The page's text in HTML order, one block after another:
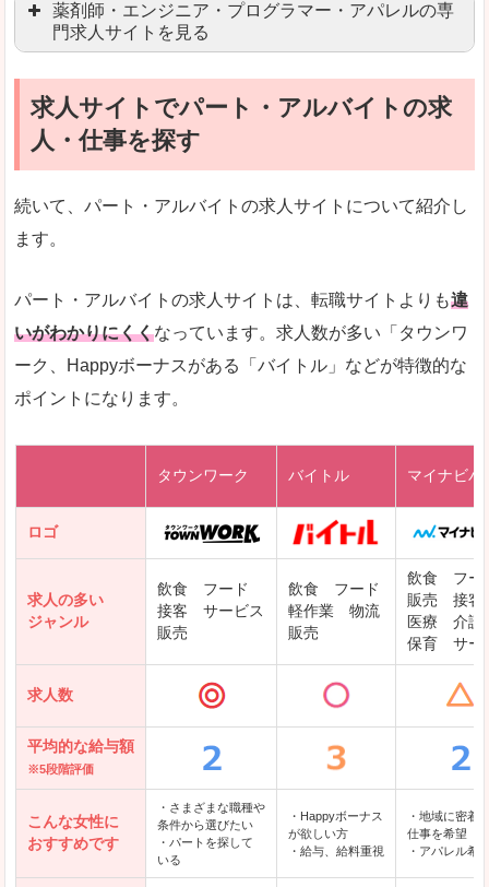
検索人気キーワードの上位が「40代」「50代」
使いやすさ
文字が大きくて見やすいです。
求人を含んだページを見てみる
薬剤師・エンジニア・プログラマー・アパレルの専
門求人サイトを見る
マイナビ薬剤師
リクナビ薬剤師
ファルマスタッフ
薬キャリ(エムスリー)
ファーマキャリア
レバテックキャリア
DODAエンジニア IT
クリーデンス
テンプスタッフ
アパレル転職なび
求人サイトでパート・アルバイトの求
人・仕事を探す
続いて、パート・アルバイトの求人サイトについて紹介し
ます。
パート・アルバイトの求人サイトは、転職サイトよりも違
いがわかりにくくなっています。求人数が多い「タウンワ
ーク、Happyボーナスがある「バイトル」などが特徴的な
ポイントになります。
タウンワーク バイトル マイナビバ
ロゴ
求人の多い
ジャンル
飲食 フード
接客 サービス
販売
飲食 フード
軽作業 物流
販売
飲食 フー
販売 接客
医療 介護
保育 サー
求人数
平均的な給与額
※5段階評価
こんな女性に
おすすめです
・さまざまな職種や
条件から選びたい
・パートを探して
いる
・Happyボーナス
が欲しい方
・給与、給料重視
・地域に密着
仕事を希望
・アパレル希